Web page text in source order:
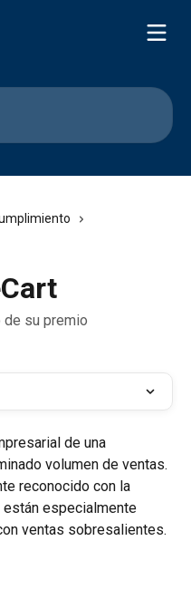
de su premio
de una
volumen de ventas.
reconocido con la
están especialmente
ventas sobresalientes.